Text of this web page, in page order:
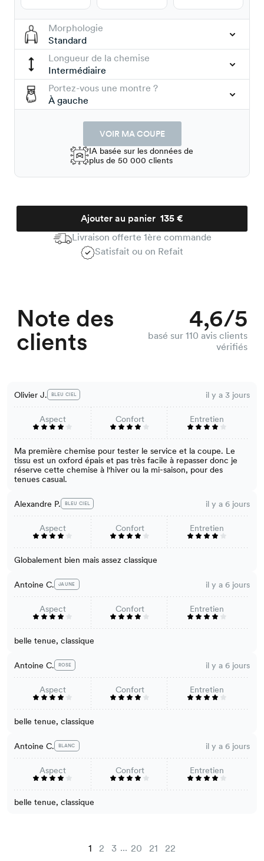
Morphologie
Standard
Longueur de la chemise
Intermédiaire
Portez-vous une montre ?
À gauche
VOIR MA COUPE
IA basée sur les données de
plus de 50 000 clients
Ajouter au panier
Livraison offerte 1ère commande
Satisfait ou on Refait
Note des
clients
4,6/5
basé sur 110 avis clients
vérifiés
Olivier J. BLEU CIEL il y a 3 jours
Aspect Confort Entretien
Ma première chemise pour tester le service et la coupe. Le
tissu est un oxford épais et pas très facile à repasser donc je
réserve cette chemise à l'hiver ou la mi-saison, pour des
tenues casual.
Alexandre P. BLEU CIEL il y a 6 jours
Aspect Confort Entretien
Globalement bien mais assez classique
Antoine C. JAUNE il y a 6 jours
Aspect Confort Entretien
belle tenue, classique
Antoine C. ROSE il y a 6 jours
Aspect Confort Entretien
belle tenue, classique
Antoine C. BLANC il y a 6 jours
Aspect Confort Entretien
belle tenue, classique
1 2 3 ... 20 21 22